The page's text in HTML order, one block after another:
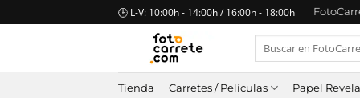
al
🕒 L-V: 10:00h - 14:00h / 16:00h - 18:00h
Buscar
Tienda Carretes / Películas Papel